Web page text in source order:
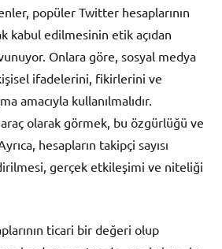
popüler Twitter hesaplarının
kabul edilmesinin etik açıdan
Onlara göre, sosyal medya
ifadelerini, fikirlerini ve
amacıyla kullanılmalıdır.
olarak görmek, bu özgürlüğü ve
hesapların takipçi sayısı
gerçek etkileşimi ve niteliği
ticari bir değeri olup